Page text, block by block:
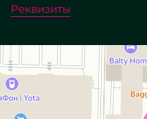
Реквизиты